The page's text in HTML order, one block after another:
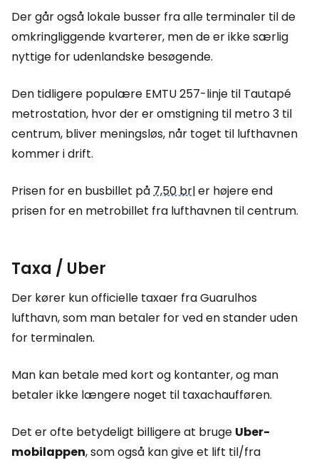
Der går også lokale busser fra alle terminaler til de
omkringliggende kvarterer, men de er ikke særlig
nyttige for udenlandske besøgende.
Den tidligere populære EMTU 257-linje til Tautapé
metrostation, hvor der er omstigning til metro 3 til
centrum, bliver meningsløs, når toget til lufthavnen
kommer i drift.
Prisen for en busbillet på7,50 brler højere end
prisen for en metrobillet fra lufthavnen til centrum.
Taxa / Uber
Der kører kun officielle taxaer fra Guarulhos
lufthavn, som man betaler for ved en stander uden
for terminalen.
Man kan betale med kort og kontanter, og man
betaler ikke længere noget til taxachaufføren.
Det er ofte betydeligt billigere at bruge Uber-
mobilappen, som også kan give et lift til/fra